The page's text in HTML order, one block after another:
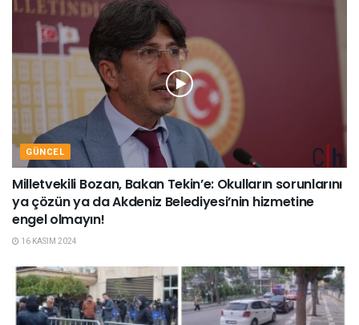
GÜNCEL
Milletvekili Bozan, Bakan Tekin’e: Okulların sorunlarını
ya çözün ya da Akdeniz Belediyesi’nin hizmetine
engel olmayın!
16 KASIM 2024